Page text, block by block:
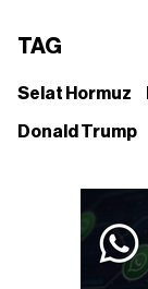
TAG
Selat Hormuz
Donald Trump